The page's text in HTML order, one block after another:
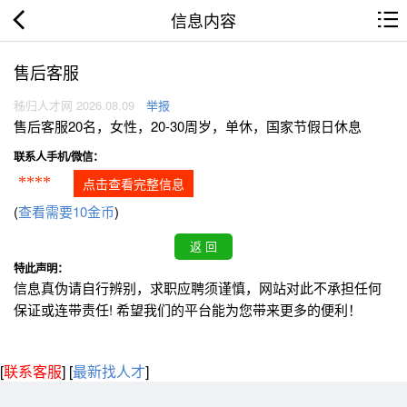
信息内容
售后客服
秭归人才网 2026.08.09 举报
售后客服20名，女性，20-30周岁，单休，国家节假日休息
联系人手机/微信：
**** 点击查看完整信息
(查看需要10金币)
特此声明：
信息真伪请自行辨别，求职应聘须谨慎，网站对此不承担任何
保证或连带责任! 希望我们的平台能为您带来更多的便利！
[联系客服] [最新找人才]